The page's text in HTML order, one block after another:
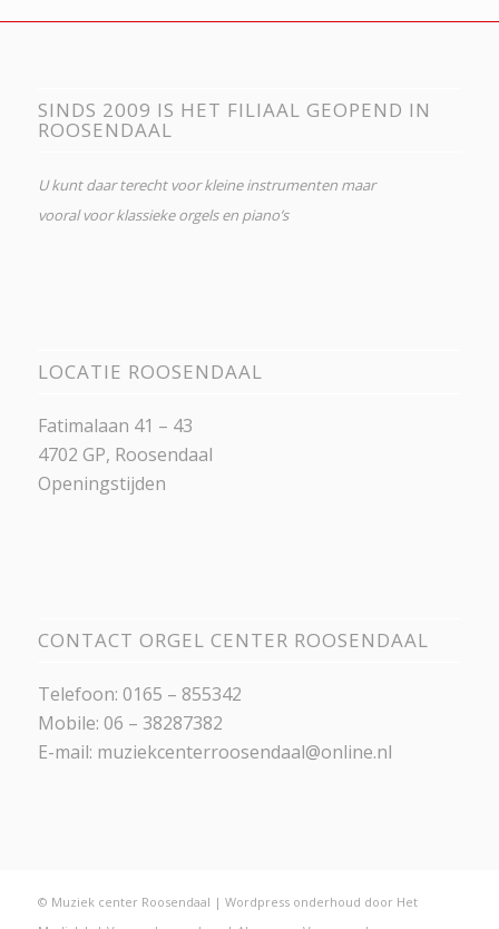
SINDS 2009 IS HET FILIAAL GEOPEND IN
ROOSENDAAL
U kunt daar terecht voor kleine instrumenten maar
vooral voor klassieke orgels en piano’s
LOCATIE ROOSENDAAL
Fatimalaan 41 – 43
4702 GP, Roosendaal
Openingstijden
CONTACT ORGEL CENTER ROOSENDAAL
Telefoon: 0165 – 855342
Mobile: 06 – 38287382
E-mail: muziekcenterroosendaal@online.nl
© Muziek center Roosendaal | Wordpress onderhoud door Het